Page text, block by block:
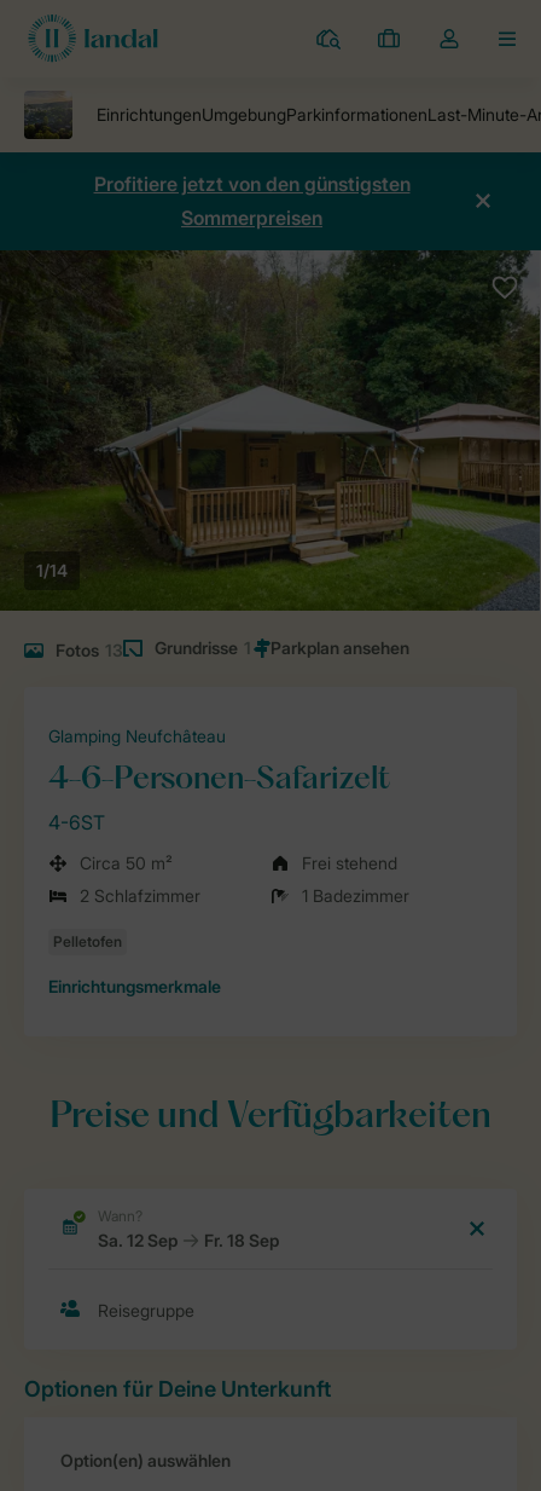
Ferienparks
Meine
Dropdown-
öffnen
Profitiere jetzt von den günstigsten
Sommerpreisen
1/14
Fotos 13 Grundrisse 1
Glamping Neufchâteau
4-6-Personen-Safarizelt
4-6ST
Circa 50 m²
Frei stehend
2 Schlafzimmer
1 Badezimmer
Einrichtungsmerkmale
Preise und Verfügbarkeiten
Optionen für Deine Unterkunft